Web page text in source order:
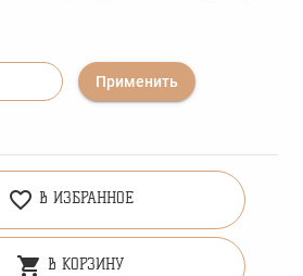
Применить
favorite_border В ИЗБРАННОЕ
shopping_cart В КОРЗИНУ